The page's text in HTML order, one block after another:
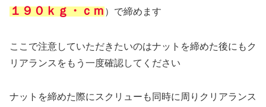
１９０ｋｇ・ｃｍ）で締めます
ここで注意していただきたいのはナットを締めた後にもク
リアランスをもう一度確認してください
ナットを締めた際にスクリューも同時に周りクリアランス